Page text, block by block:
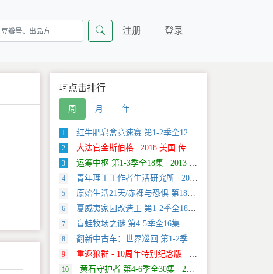
注册 登录
点击排行
周 月 年
1 红牛肥皂盒竞速赛 第1-2季全12集 2025 美国 Discovery 运动类纪录片
2 大法官金斯伯格 2018 美国 传记类纪录片
3 运筹中枢 第1-3季全18集 2013 美国 Discovery 科学类纪录片
4 青年理工工作者生活研究所 2022 中国大陆 社会生活类纪录片
5 原始生活21天/赤裸与恐惧 第18季全12集 2025 美国 Discovery 真人秀&舞台类纪录片
6 夏威夷家园改造王 第1-2季全18集 2024 美国 HGTV 真人秀&舞台类纪录片
7 盲蛙牧场之谜 第4-5季全16集 2025 美国 Discovery 探索类纪录片
8 翻新中古车：世界巡回 第1-2季全20集 2025 美国 Discovery 真人秀&舞台类纪录片
9 重返狼群 - 10周年特别纪念版 2021 中国大陆 自然类纪录片
10 黄石守护者 第4-6季全30集 2024 美国 Discovery 真人秀&舞台类纪录片